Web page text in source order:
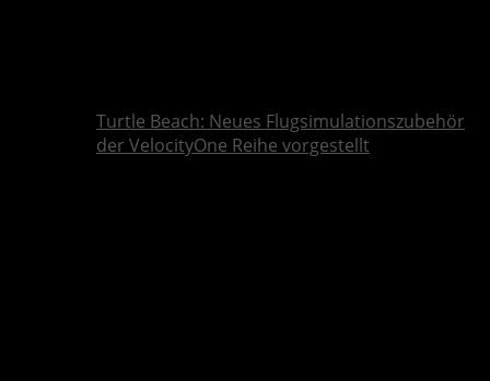
Turtle Beach: Neues Flugsimulationszubehör
der VelocityOne Reihe vorgestellt